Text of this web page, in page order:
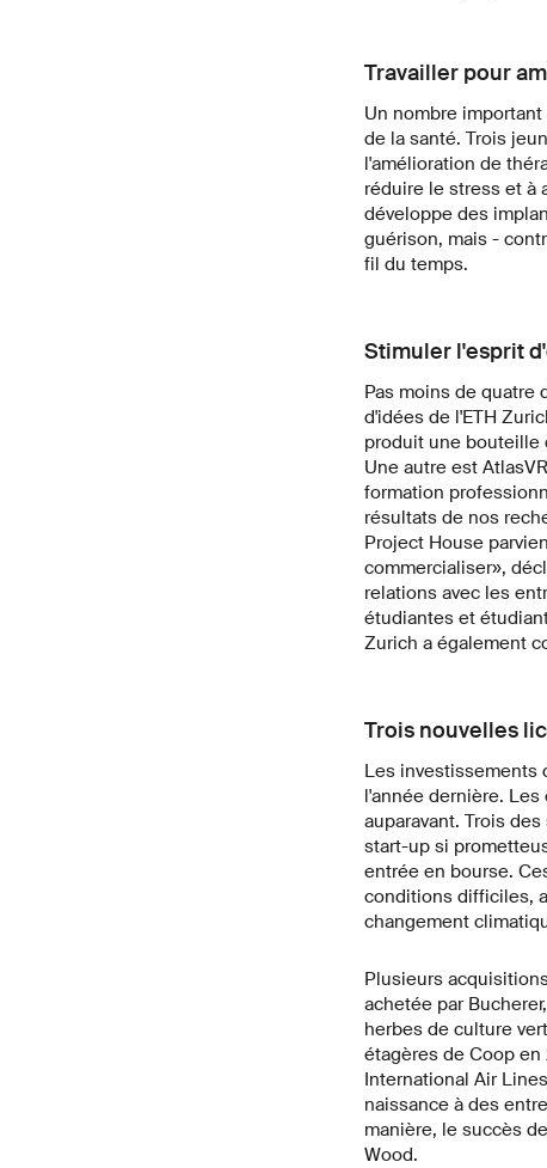
Travailler pour
Un nombre
de la santé. Trois
l'amélioration de
réduire le stress et à
développe des
guérison, mais -
fil du temps.
Stimuler l'esprit
Pas moins de quatre
d'idées de l'ETH
produit une bouteille
Une autre est
formation
résultats de nos
Project House
commercialiser»,
relations avec les
étudiantes et
Zurich a également
Trois nouvelles
Les investissements
l'année dernière.
auparavant. Trois
start-up si
entrée en bourse.
conditions difficiles,
changement
Plusieurs
achetée par
herbes de culture
étagères de Coop
International Air
naissance à des
manière, le succès
Wood.